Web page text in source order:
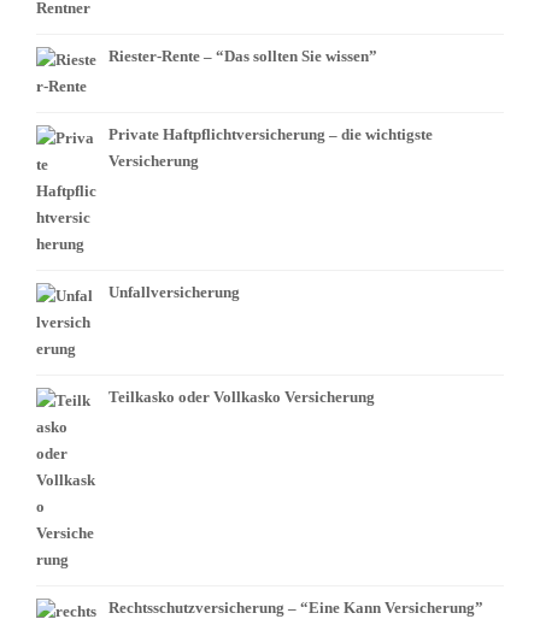
Riester-Rente – “Das sollten Sie wissen”
Private Haftpflichtversicherung – die wichtigste
Versicherung
Unfallversicherung
Teilkasko oder Vollkasko Versicherung
Rechtsschutzversicherung – “Eine Kann Versicherung”